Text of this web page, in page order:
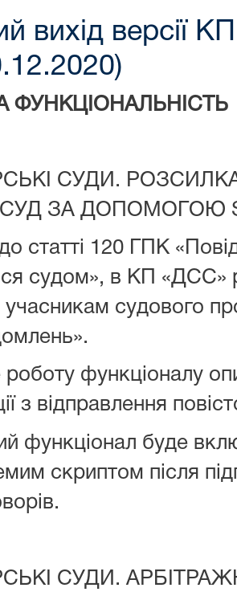
вихід версії
ФУНКЦІОНАЛЬНІСТЬ
СУДИ.
ЗА ДОПОМОГОЮ
статті 120 ГПК
судом», в КП «ДСС»
судового
функціоналу
з відправлення
функціонал буде
скриптом після
СУДИ.